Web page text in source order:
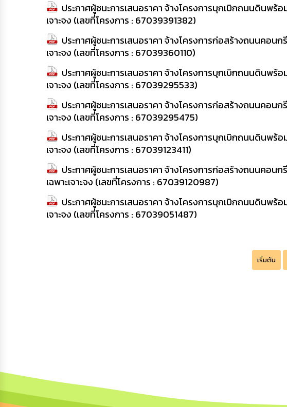
ประกาศผู้ชนะการเสนอราคา จ้างโครงการบุกเบิกถนนดินพ
เจาะจง (เลขที่โครงการ : 67039391382)
ประกาศผู้ชนะการเสนอราคา จ้างโครงการก่อสร้างถนนคอน
เจาะจง (เลขที่โครงการ : 67039360110)
ประกาศผู้ชนะการเสนอราคา จ้างโครงการบุกเบิกถนนดินพ
เจาะจง (เลขที่โครงการ : 67039295533)
ประกาศผู้ชนะการเสนอราคา จ้างโครงการก่อสร้างถนนคอน
เจาะจง (เลขที่โครงการ : 67039295475)
ประกาศผู้ชนะการเสนอราคา จ้างโครงการบุกเบิกถนนดินพ
เจาะจง (เลขที่โครงการ : 67039123411)
ประกาศผู้ชนะการเสนอราคา จ้างโครงการก่อสร้างถนนคอ
เฉพาะเจาะจง (เลขที่โครงการ : 67039120987)
ประกาศผู้ชนะการเสนอราคา จ้างโครงการบุกเบิกถนนดินพ
เจาะจง (เลขที่โครงการ : 67039051487)
เริ่มต้น